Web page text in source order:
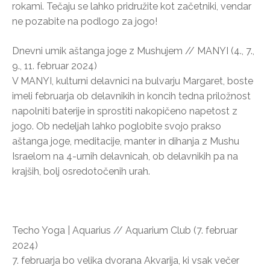
rokami. Tečaju se lahko pridružite kot začetniki, vendar
ne pozabite na podlogo za jogo!
Dnevni umik aštanga joge z Mushujem // MANYI (4., 7.,
9., 11. februar 2024)
V MANYI, kulturni delavnici na bulvarju Margaret, boste
imeli februarja ob delavnikih in koncih tedna priložnost
napolniti baterije in sprostiti nakopičeno napetost z
jogo. Ob nedeljah lahko poglobite svojo prakso
aštanga joge, meditacije, manter in dihanja z Mushu
Israelom na 4-urnih delavnicah, ob delavnikih pa na
krajših, bolj osredotočenih urah.
Techo Yoga | Aquarius // Aquarium Club (7. februar
2024)
7. februarja bo velika dvorana Akvarija, ki vsak večer